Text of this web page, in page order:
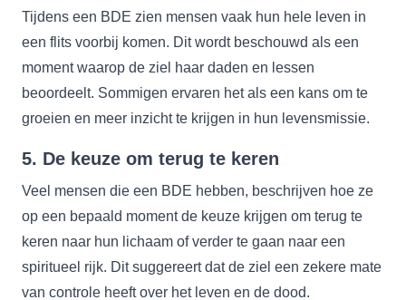
Tijdens een BDE zien mensen vaak hun hele leven in
een flits voorbij komen. Dit wordt beschouwd als een
moment waarop de ziel haar daden en lessen
beoordeelt. Sommigen ervaren het als een kans om te
groeien en meer inzicht te krijgen in hun levensmissie.
5. De keuze om terug te keren
Veel mensen die een BDE hebben, beschrijven hoe ze
op een bepaald moment de keuze krijgen om terug te
keren naar hun lichaam of verder te gaan naar een
spiritueel rijk. Dit suggereert dat de ziel een zekere mate
van controle heeft over het leven en de dood.